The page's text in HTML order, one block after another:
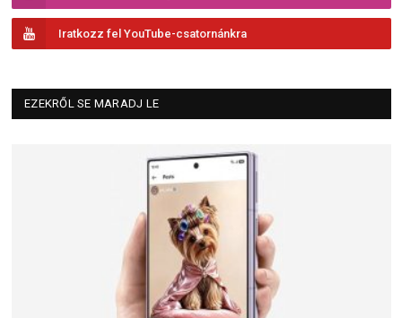
Iratkozz fel YouTube-csatornánkra
EZEKRŐL SE MARADJ LE